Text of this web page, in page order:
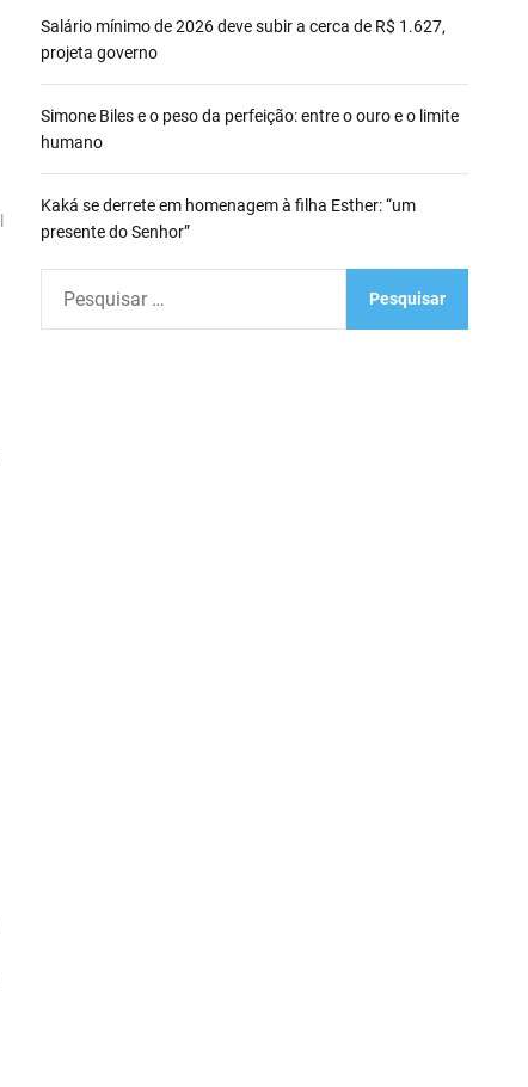
Salário mínimo de 2026 deve subir a cerca de R$ 1.627,
projeta governo
Simone Biles e o peso da perfeição: entre o ouro e o limite
humano
Kaká se derrete em homenagem à filha Esther: “um
presente do Senhor”